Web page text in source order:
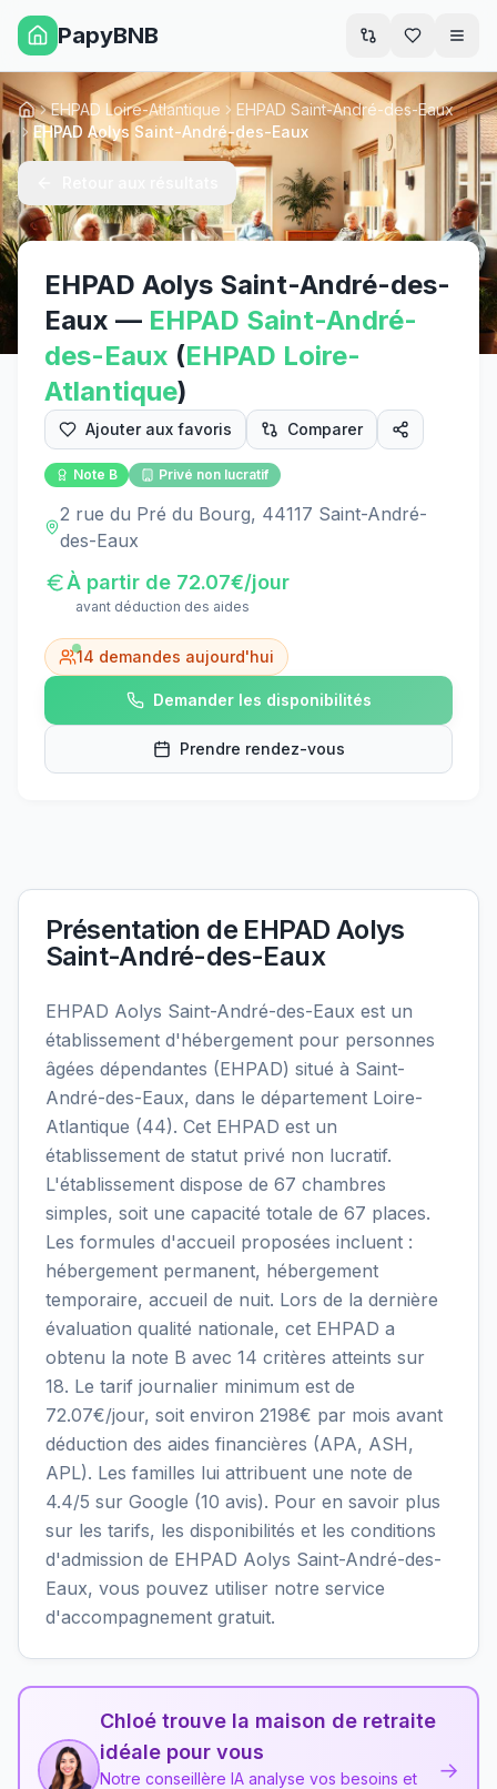
PapyBNB
AccueilEHPAD Loire-Atlantique
EHPAD Saint-André-des-Eaux
EHPAD Aolys Saint-André-des-Eaux
EHPAD Aolys Saint-André-des-
Eaux — EHPAD Saint-André-
des-Eaux (EHPAD Loire-
Atlantique)
Ajouter aux favoris Comparer
Note B Privé non lucratif
2 rue du Pré du Bourg, 44117 Saint-André-
des-Eaux
À partir de 72.07€/jour
avant déduction des aides
14 demandes aujourd'hui
Demander les disponibilités
Prendre rendez-vous
Présentation de EHPAD Aolys
Saint-André-des-Eaux
EHPAD Aolys Saint-André-des-Eaux est un
établissement d'hébergement pour personnes
âgées dépendantes (EHPAD) situé à Saint-
André-des-Eaux, dans le département Loire-
Atlantique (44). Cet EHPAD est un
établissement de statut privé non lucratif.
L'établissement dispose de 67 chambres
simples, soit une capacité totale de 67 places.
Les formules d'accueil proposées incluent :
hébergement permanent, hébergement
temporaire, accueil de nuit. Lors de la dernière
évaluation qualité nationale, cet EHPAD a
obtenu la note B avec 14 critères atteints sur
18. Le tarif journalier minimum est de
72.07€/jour, soit environ 2198€ par mois avant
déduction des aides financières (APA, ASH,
APL). Les familles lui attribuent une note de
4.4/5 sur Google (10 avis). Pour en savoir plus
sur les tarifs, les disponibilités et les conditions
d'admission de EHPAD Aolys Saint-André-des-
Eaux, vous pouvez utiliser notre service
d'accompagnement gratuit.
Chloé trouve la maison de retraite
idéale pour vous
Notre conseillère IA analyse vos besoins et
→